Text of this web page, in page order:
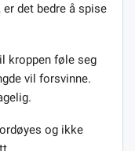
det bedre å spise
kroppen føle seg
vil forsvinne.
og ikke